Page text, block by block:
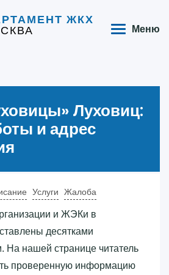
ЖКХ
Меню
Луховиц:
и адрес
Услуги Жалоба
и ЖЭКи в
десятками
На нашей странице читатель
проверенную информацию